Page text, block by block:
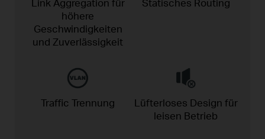
höhere
Geschwindigkeiten
und Zuverlässigkeit
Traffic Trennung
Lüfterloses Design für
leisen Betrieb